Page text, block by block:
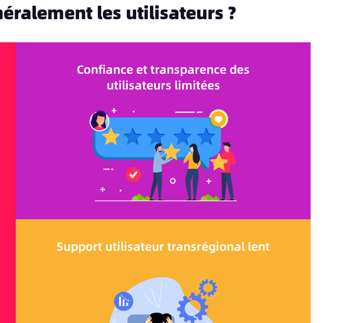
les utilisateurs ?
Confiance et transparence des
utilisateurs limitées
Support utilisateur transrégional lent